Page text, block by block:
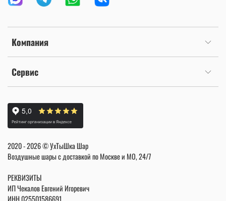
Компания
Сервис
2020 - 2026 © УхТыШка Шар
Воздушные шары с доставкой по Москве и МО, 24/7
РЕКВИЗИТЫ
ИП Чекалов Евгений Игоревич
ИНН025501586691